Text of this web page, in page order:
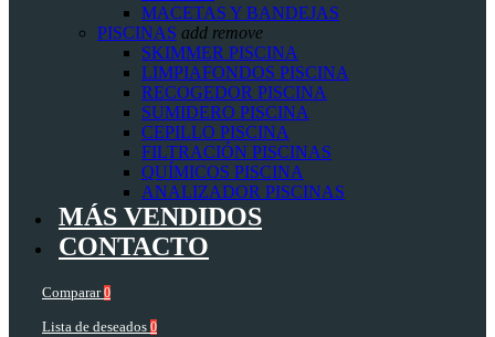
MACETAS Y BANDEJAS
PISCINAS add remove
SKIMMER PISCINA
LIMPIAFONDOS PISCINA
RECOGEDOR PISCINA
SUMIDERO PISCINA
CEPILLO PISCINA
FILTRACIÓN PISCINAS
QUÍMICOS PISCINA
ANALIZADOR PISCINAS
MÁS VENDIDOS
CONTACTO
Comparar 0
Lista de deseados 0